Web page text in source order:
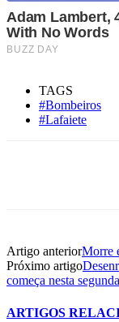
TAGS
#Bombeiros
#Lafaiete
Artigo anteriorMorre
Próximo artigo
começa nesta segunda
ARTIGOS